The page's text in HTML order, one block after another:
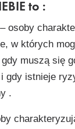
to :
osoby
w których
muszą się
gdy istnieje
.